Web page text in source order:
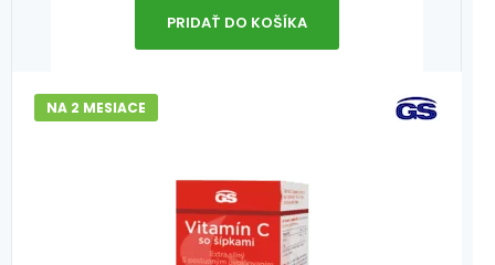
PRIDAŤ DO KOŠÍKA
NA 2 MESIACE